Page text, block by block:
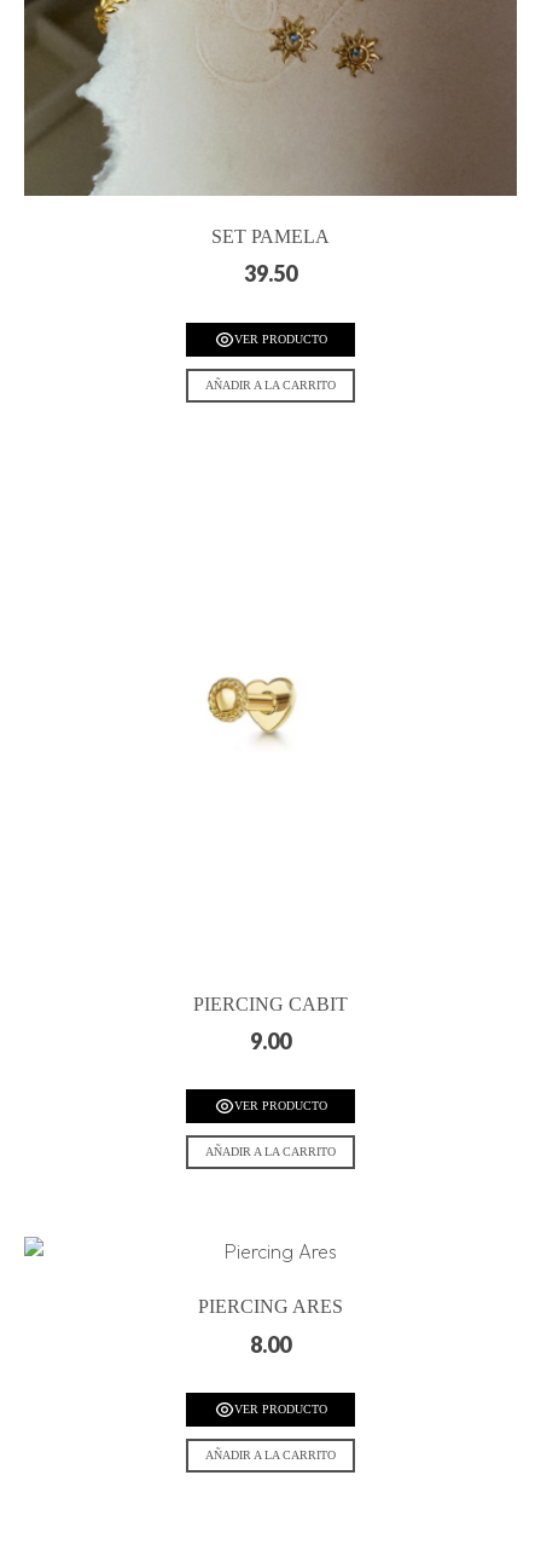
SET PAMELA
39.50
VER PRODUCTO
AÑADIR A LA CARRITO
PIERCING CABIT
9.00
VER PRODUCTO
AÑADIR A LA CARRITO
PIERCING ARES
8.00
VER PRODUCTO
AÑADIR A LA CARRITO